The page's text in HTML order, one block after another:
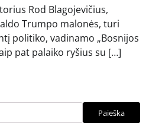
Rod Blagojevičius,
Trumpo malonės, turi
politiko, vadinamo „Bosnijos
pat palaiko ryšius su […]
Paieška